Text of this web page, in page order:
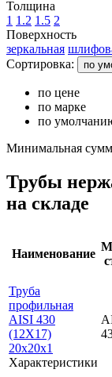
Толщина
1 1.2 1.5 2
Поверхность
зеркальная
Сортировка:
по
по цене
по марке
по
Минимальная
Трубы
на складе
Наименование
Труба
профильная
AISI 430
(12Х17)
20x20x1
Характеристики